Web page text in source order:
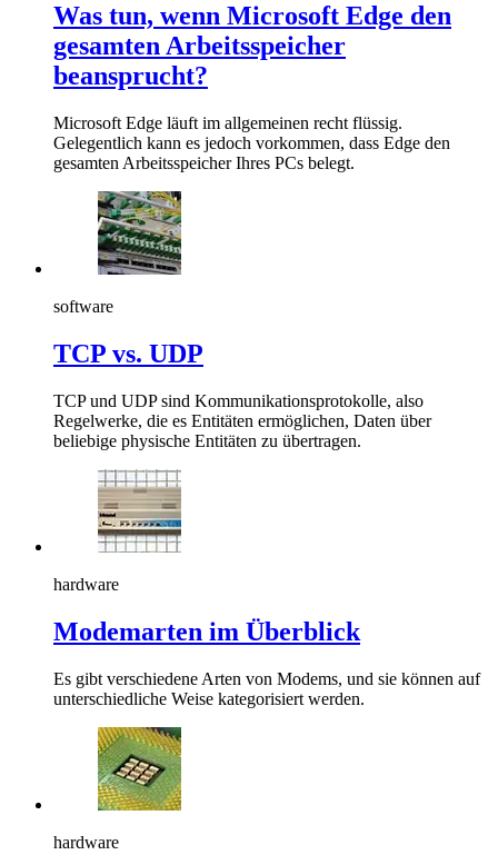
Was tun, wenn Microsoft Edge den
gesamten Arbeitsspeicher
beansprucht?
Microsoft Edge läuft im allgemeinen recht flüssig.
Gelegentlich kann es jedoch vorkommen, dass Edge den
gesamten Arbeitsspeicher Ihres PCs belegt.
software
TCP vs. UDP
TCP und UDP sind Kommunikationsprotokolle, also
Regelwerke, die es Entitäten ermöglichen, Daten über
beliebige physische Entitäten zu übertragen.
hardware
Modemarten im Überblick
Es gibt verschiedene Arten von Modems, und sie können auf
unterschiedliche Weise kategorisiert werden.
hardware